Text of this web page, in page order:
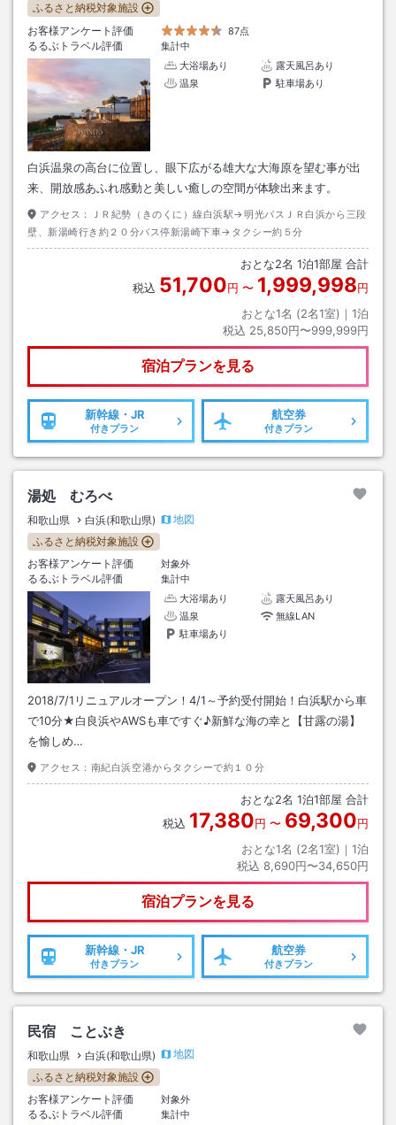
ふるさと納税対象施設
お客様アンケート評価
87点
るるぶトラベル評価
集計中
大浴場あり
露天風呂あり
温泉
駐車場あり
白浜温泉の高台に位置し、眼下広がる雄大な大海原を望む事が出
来、開放感あふれ感動と美しい癒しの空間が体験出来ます。
アクセス：
ＪＲ紀勢（きのくに）線白浜駅→明光バスＪＲ白浜から三段
壁、新湯崎行き約２０分バス停新湯崎下車→タクシー約５分
おとな2名 1泊1部屋 合計
税込 51,700円 〜 1,999,998円
おとな1名 (2名1室)｜ 1泊
税込 25,850円〜999,999円
宿泊プランを見る
新幹線・JR
付きプラン
航空券
付きプラン
湯処 むろべ
和歌山県 白浜(和歌山県)
地図
ふるさと納税対象施設
お客様アンケート評価
対象外
るるぶトラベル評価
集計中
大浴場あり
露天風呂あり
温泉
無線LAN
駐車場あり
2018/7/1リニュアルオープン！4/1～予約受付開始！白浜駅から車
で10分★白良浜やAWSも車ですぐ♪新鮮な海の幸と【甘露の湯】
を愉しめ…
アクセス： 南紀白浜空港からタクシーで約１０分
おとな2名 1泊1部屋 合計
税込 17,380円 〜 69,300円
おとな1名 (2名1室)｜ 1泊
税込 8,690円〜34,650円
宿泊プランを見る
新幹線・JR
付きプラン
航空券
付きプラン
民宿 ことぶき
和歌山県 白浜(和歌山県)
地図
ふるさと納税対象施設
お客様アンケート評価
対象外
るるぶトラベル評価 集計中